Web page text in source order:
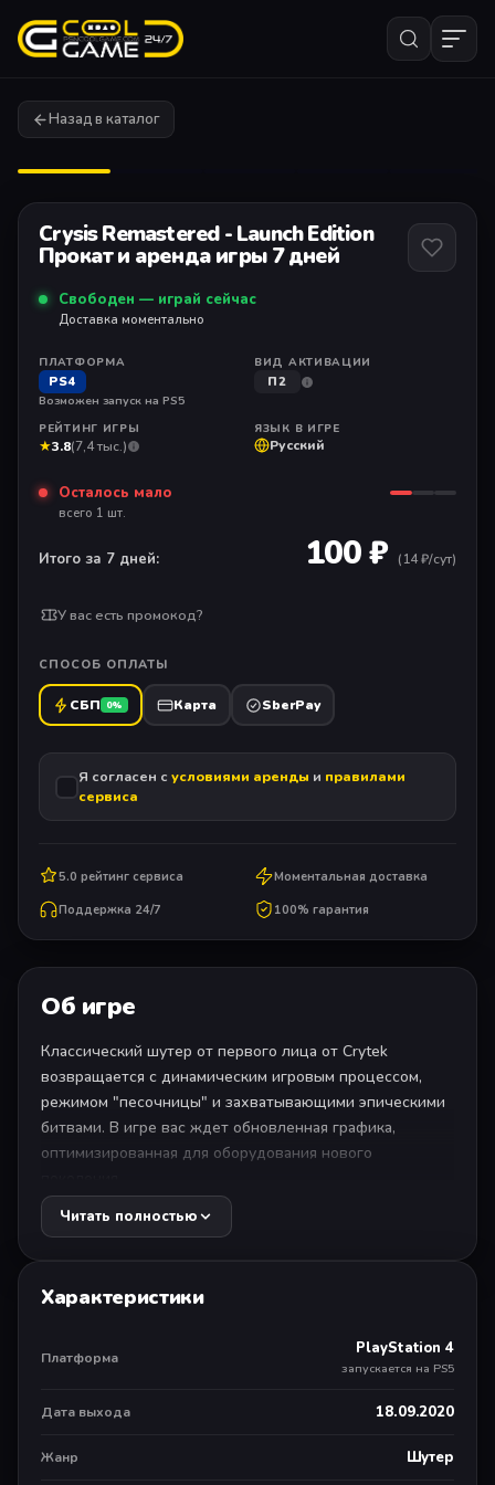
Назад в каталог
Crysis Remastered - Launch Edition
Прокат и аренда игры 7 дней
Свободен — играй сейчас
Доставка моментально
ПЛАТФОРМА
PS4
Возможен запуск на PS5
ВИД АКТИВАЦИИ
П2
РЕЙТИНГ ИГРЫ
★3.8(7,4 тыс.)
ЯЗЫК В ИГРЕ
Русский
Осталось мало
всего 1 шт.
Итого за 7 дней: 100 ₽ (14₽/сут)
У вас есть промокод?
СПОСОБ ОПЛАТЫ
СБП 0% Карта SberPay
Я согласен с условиями аренды и правилами
сервиса
5.0 рейтинг сервиса
Моментальная доставка
Поддержка 24/7
100% гарантия
Об игре
Классический шутер от первого лица от Crytek
возвращается с динамическим игровым процессом,
режимом "песочницы" и захватывающими эпическими
битвами. В игре вас ждет обновленная графика,
оптимизированная для оборудования нового
Экипировка: скорость, сила, броня и маскировка
Адаптация: в постоянно меняющихся условиях
на полях боя, таких как замерзшие джунгли,
оружия можно выбрать понравившийся стиль игры: от
Читать полностью
Характеристики
Платформа PlayStation 4
запускается на PS5
Дата выхода 18.09.2020
Жанр Шутер